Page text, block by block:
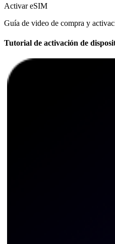
Activar eSIM
Guía de video de compra y
Tutorial de activación de